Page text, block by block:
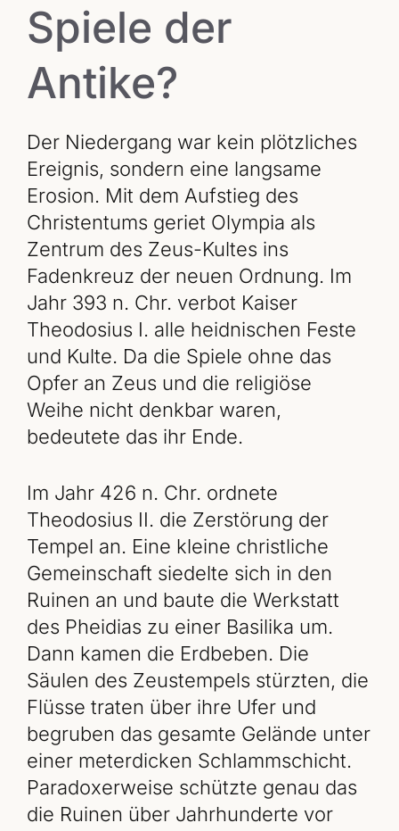
Spiele der
Antike?
Der Niedergang war kein plötzliches
Ereignis, sondern eine langsame
Erosion. Mit dem Aufstieg des
Christentums geriet Olympia als
Zentrum des Zeus-Kultes ins
Fadenkreuz der neuen Ordnung. Im
Jahr 393 n. Chr. verbot Kaiser
Theodosius I. alle heidnischen Feste
und Kulte. Da die Spiele ohne das
Opfer an Zeus und die religiöse
Weihe nicht denkbar waren,
bedeutete das ihr Ende.
Im Jahr 426 n. Chr. ordnete
Theodosius II. die Zerstörung der
Tempel an. Eine kleine christliche
Gemeinschaft siedelte sich in den
Ruinen an und baute die Werkstatt
des Pheidias zu einer Basilika um.
Dann kamen die Erdbeben. Die
Säulen des Zeustempels stürzten, die
Flüsse traten über ihre Ufer und
begruben das gesamte Gelände unter
einer meterdicken Schlammschicht.
Paradoxerweise schützte genau das
die Ruinen über Jahrhunderte vor